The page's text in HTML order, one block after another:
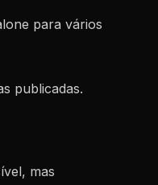
para vários
publicadas.
mas